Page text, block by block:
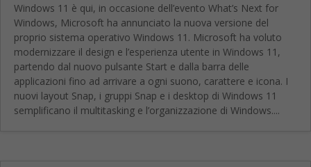
Windows 11 è qui, in occasione dell’evento What’s Next for
Windows, Microsoft ha annunciato la nuova versione del
proprio sistema operativo Windows 11. Microsoft ha voluto
modernizzare il design e l’esperienza utente in Windows 11,
partendo dal nuovo pulsante Start e dalla barra delle
applicazioni fino ad arrivare a ogni suono, carattere e icona. I
nuovi layout Snap, i gruppi Snap e i desktop di Windows 11
semplificano il multitasking e l’organizzazione di Windows....